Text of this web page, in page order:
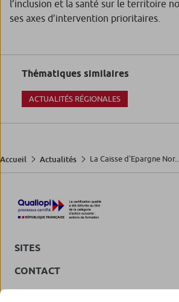
l’inclusion et la santé sur le territoire
ses axes d’intervention prioritaires.
Thématiques similaires
ACTUALITÉS RÉGIONALES
Accueil Actualités La Caisse d'Epargne
SITES
CONTACT